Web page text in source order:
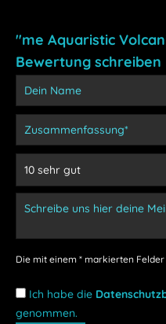
"me Aquaristic
Bewertung schreiben
Die mit einem * markierten
Ich habe die
genommen.